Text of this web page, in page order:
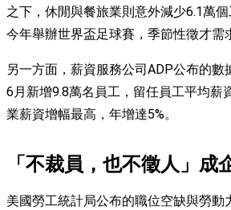
之下，休閒與餐旅業則意外減少6.1萬
今年舉辦世界盃足球賽，季節性徵才需
另一方面，薪資服務公司ADP公布的數
6月新增9.8萬名員工，留任員工平均薪
業薪資增幅最高，年增達5%。
「不裁員，也不徵人」成
美國勞工統計局公布的職位空缺與勞動